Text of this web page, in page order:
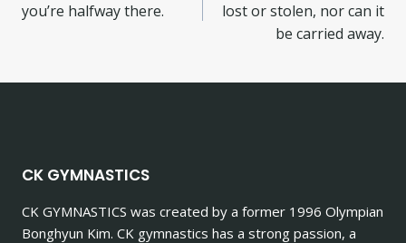
you’re halfway there.
lost or stolen, nor can it
be carried away.
CK GYMNASTICS
CK GYMNASTICS was created by a former 1996 Olympian
Bonghyun Kim. CK gymnastics has a strong passion, a